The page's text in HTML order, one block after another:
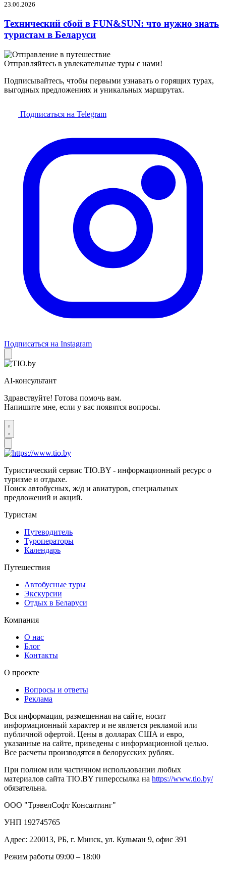
23.06.2026
Технический сбой в FUN&SUN: что нужно знать
туристам в Беларуси
Отправляйтесь в увлекательные туры с нами!
Подписывайтесь, чтобы первыми узнавать о горящих турах,
выгодных предложениях и уникальных маршрутах.
Подписаться на Telegram
Подписаться на Instagram
AI-консультант
Здравствуйте! Готова помочь вам.
Напишите мне, если у вас появятся вопросы.
Туристический сервис TIO.BY - информационный ресурс о
туризме и отдыхе.
Поиск автобусных, ж/д и авиатуров, специальных
предложений и акций.
Туристам
Путеводитель
Туроператоры
Календарь
Путешествия
Автобусные туры
Экскурсии
Отдых в Беларуси
Компания
О нас
Блог
Контакты
О проекте
Вопросы и ответы
Реклама
Вся информация, размещенная на сайте, носит
информационный характер и не является рекламой или
публичной офертой. Цены в долларах США и евро,
указанные на сайте, приведены с информационной целью.
Все расчеты производятся в белорусских рублях.
При полном или частичном использовании любых
материалов сайта TIO.BY гиперссылка на https://www.tio.by/
обязательна.
ООО "ТрэвелСофт Консалтинг"
УНП 192745765
Адрес: 220013, РБ, г. Минск, ул. Кульман 9, офис 391
Режим работы 09:00 – 18:00